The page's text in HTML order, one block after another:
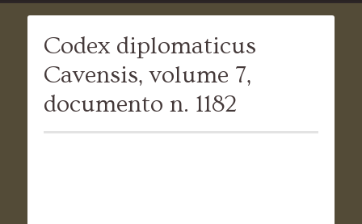
Codex diplomaticus
Cavensis, volume 7,
documento n. 1182